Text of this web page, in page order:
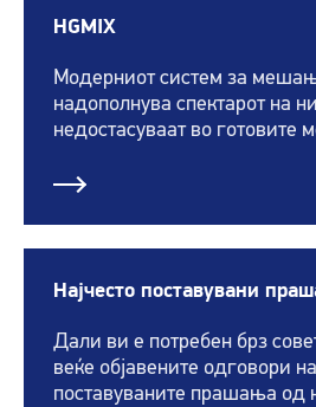
HGMIX
Модерниот систем за
надополнува спектарот на
недостасуваат во готовите
Најчесто поставувани
Дали ви е потребен брз
веќе објавените одговори
поставуваните прашања од